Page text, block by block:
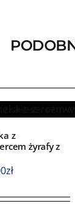
z
żyrafy z
złZakres
od